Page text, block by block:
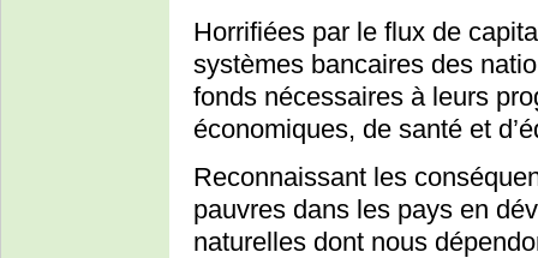
Horrifiées par le flux de
systèmes bancaires des
fonds nécessaires à leurs
économiques, de santé et
Reconnaissant les
pauvres dans les pays en
naturelles dont nous